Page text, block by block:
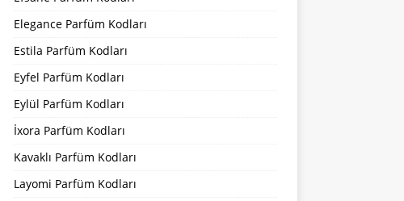
Elegance Parfüm Kodları
Estila Parfüm Kodları
Eyfel Parfüm Kodları
Eylül Parfüm Kodları
İxora Parfüm Kodları
Kavaklı Parfüm Kodları
Layomi Parfüm Kodları